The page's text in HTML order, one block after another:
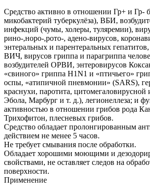
Средство активно в отношении Гр+ и Гр-
микобактерий туберкулёза), ВБИ,
инфекций (чумы, холеры, туляремии),
рино-,норо-,рото-, адено-вирусов,
энтеральных и парентеральных
ВИЧ, вирусов гриппа и парагриппа
возбудителей ОРВИ, энтеровирусов
«свиного» гриппа H1N1 и «птичьего»
оспы, «атипичной пневмонии» (SARS),
краснухи, паротита,
Эбола, Марбург и т. д.), легионеллеза; и
активностью в отношении грибов рода
Трихофитон, плесневых грибов.
Средство обладает пролонгированным
действием не менее 5 часов.
Не требует смывания после обработки.
Обладает хорошими моющими и
свойствами, не оставляет следов на
поверхности.
Применение